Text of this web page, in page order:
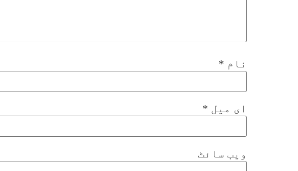
نام *
ای میل *
ویب‌ سائٹ